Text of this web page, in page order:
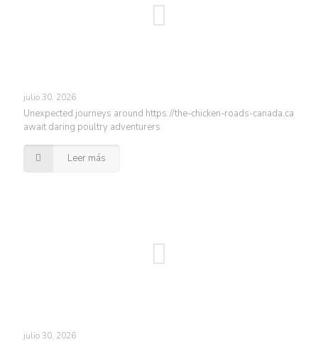
julio 30, 2026
Unexpected journeys around https://the-chicken-roads-canada.ca
await daring poultry adventurers
Leer más
julio 30, 2026